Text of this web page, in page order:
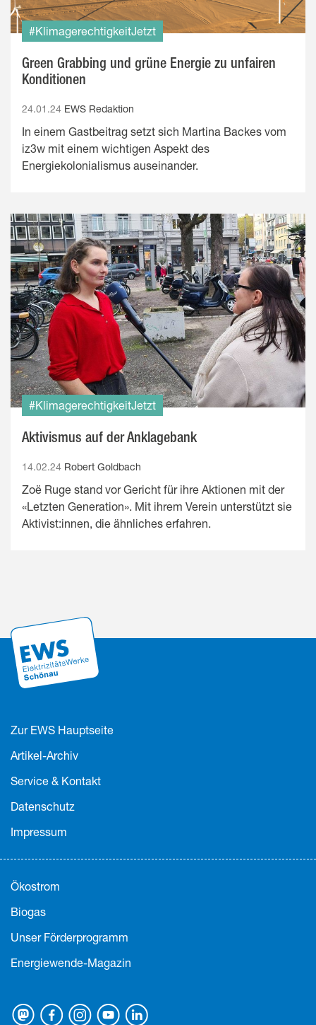
#KlimagerechtigkeitJetzt
Green Grabbing und grüne Energie zu unfairen
Konditionen
24.01.24 EWS Redaktion
In einem Gastbeitrag setzt sich Martina Backes vom
iz3w mit einem wichtigen Aspekt des
Energiekolonialismus auseinander.
#KlimagerechtigkeitJetzt
Aktivismus auf der Anklagebank
14.02.24 Robert Goldbach
Zoë Ruge stand vor Gericht für ihre Aktionen mit der
«Letzten Generation». Mit ihrem Verein unterstützt sie
Aktivist:innen, die ähnliches erfahren.
Zur EWS Hauptseite
Artikel-Archiv
Service & Kontakt
Datenschutz
Impressum
Ökostrom
Biogas
Unser Förderprogramm
Energiewende-Magazin
MastodonFacebookInstagram
YoutubeLinkedin